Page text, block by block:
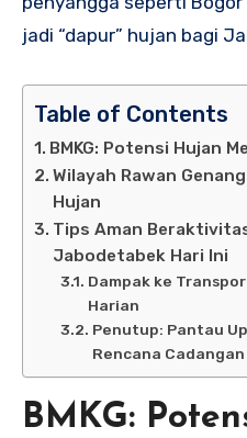
jadi “dapur” hujan bagi
Table of Contents
BMKG: Potensi Hujan
Wilayah Rawan
Hujan
Tips Aman
Jabodetabek Hari Ini
Dampak ke
Harian
Penutup: Pantau
Rencana Cadangan
BMKG: